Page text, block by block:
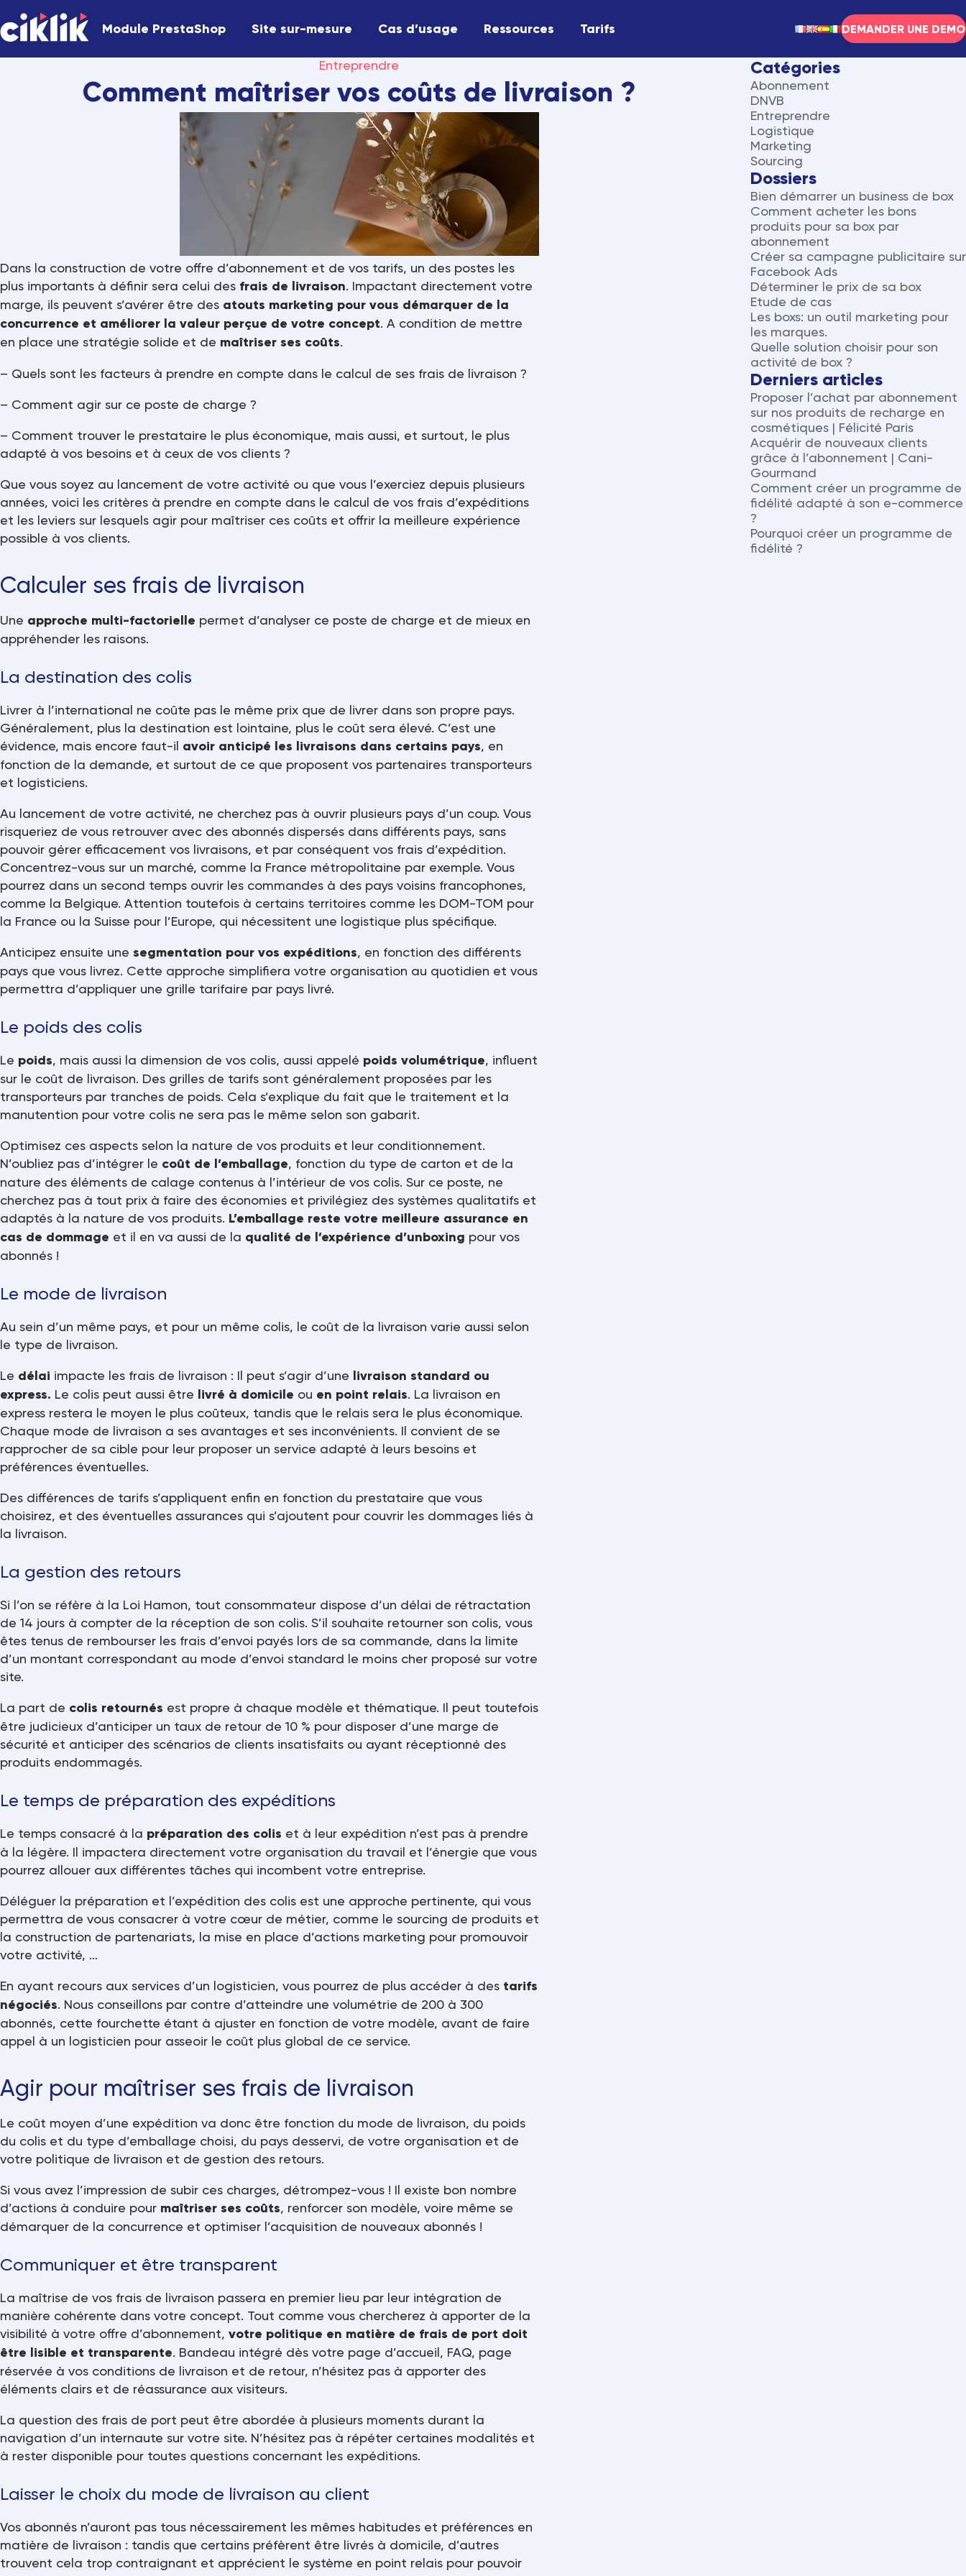
Module PrestaShop Site sur-mesure Cas d’usage Ressources Tarifs DEMANDER UNE DEMO
Entreprendre
Comment maîtriser vos coûts de livraison ?
Dans la construction de votre offre d’abonnement et de vos tarifs, un des postes les
plus importants à définir sera celui des frais de livraison. Impactant directement votre
marge, ils peuvent s’avérer être des atouts marketing pour vous démarquer de la
concurrence et améliorer la valeur perçue de votre concept. A condition de mettre
en place une stratégie solide et de maîtriser ses coûts.
– Quels sont les facteurs à prendre en compte dans le calcul de ses frais de livraison ?
– Comment agir sur ce poste de charge ?
– Comment trouver le prestataire le plus économique, mais aussi, et surtout, le plus
adapté à vos besoins et à ceux de vos clients ?
Que vous soyez au lancement de votre activité ou que vous l’exerciez depuis plusieurs
années, voici les critères à prendre en compte dans le calcul de vos frais d’expéditions
et les leviers sur lesquels agir pour maîtriser ces coûts et offrir la meilleure expérience
possible à vos clients.
Calculer ses frais de livraison
Une approche multi-factorielle permet d’analyser ce poste de charge et de mieux en
appréhender les raisons.
La destination des colis
Livrer à l’international ne coûte pas le même prix que de livrer dans son propre pays.
Généralement, plus la destination est lointaine, plus le coût sera élevé. C’est une
évidence, mais encore faut-il avoir anticipé les livraisons dans certains pays, en
fonction de la demande, et surtout de ce que proposent vos partenaires transporteurs
et logisticiens.
Au lancement de votre activité, ne cherchez pas à ouvrir plusieurs pays d’un coup. Vous
risqueriez de vous retrouver avec des abonnés dispersés dans différents pays, sans
pouvoir gérer efficacement vos livraisons, et par conséquent vos frais d’expédition.
Concentrez-vous sur un marché, comme la France métropolitaine par exemple. Vous
pourrez dans un second temps ouvrir les commandes à des pays voisins francophones,
comme la Belgique. Attention toutefois à certains territoires comme les DOM-TOM pour
la France ou la Suisse pour l’Europe, qui nécessitent une logistique plus spécifique.
Anticipez ensuite une segmentation pour vos expéditions, en fonction des différents
pays que vous livrez. Cette approche simplifiera votre organisation au quotidien et vous
permettra d’appliquer une grille tarifaire par pays livré.
Le poids des colis
Le poids, mais aussi la dimension de vos colis, aussi appelé poids volumétrique, influent
sur le coût de livraison. Des grilles de tarifs sont généralement proposées par les
transporteurs par tranches de poids. Cela s’explique du fait que le traitement et la
manutention pour votre colis ne sera pas le même selon son gabarit.
Optimisez ces aspects selon la nature de vos produits et leur conditionnement.
N’oubliez pas d’intégrer le coût de l’emballage, fonction du type de carton et de la
nature des éléments de calage contenus à l’intérieur de vos colis. Sur ce poste, ne
cherchez pas à tout prix à faire des économies et privilégiez des systèmes qualitatifs et
adaptés à la nature de vos produits. L’emballage reste votre meilleure assurance en
cas de dommage et il en va aussi de la qualité de l’expérience d’unboxing pour vos
abonnés !
Le mode de livraison
Au sein d’un même pays, et pour un même colis, le coût de la livraison varie aussi selon
le type de livraison.
Le délai impacte les frais de livraison : Il peut s’agir d’une livraison standard ou
express. Le colis peut aussi être livré à domicile ou en point relais. La livraison en
express restera le moyen le plus coûteux, tandis que le relais sera le plus économique.
Chaque mode de livraison a ses avantages et ses inconvénients. Il convient de se
rapprocher de sa cible pour leur proposer un service adapté à leurs besoins et
préférences éventuelles.
Des différences de tarifs s’appliquent enfin en fonction du prestataire que vous
choisirez, et des éventuelles assurances qui s’ajoutent pour couvrir les dommages liés à
la livraison.
La gestion des retours
Si l’on se réfère à la Loi Hamon, tout consommateur dispose d’un délai de rétractation
de 14 jours à compter de la réception de son colis. S’il souhaite retourner son colis, vous
êtes tenus de rembourser les frais d’envoi payés lors de sa commande, dans la limite
d’un montant correspondant au mode d’envoi standard le moins cher proposé sur votre
site.
La part de colis retournés est propre à chaque modèle et thématique. Il peut toutefois
être judicieux d’anticiper un taux de retour de 10 % pour disposer d’une marge de
sécurité et anticiper des scénarios de clients insatisfaits ou ayant réceptionné des
produits endommagés.
Le temps de préparation des expéditions
Le temps consacré à la préparation des colis et à leur expédition n’est pas à prendre
à la légère. Il impactera directement votre organisation du travail et l’énergie que vous
pourrez allouer aux différentes tâches qui incombent votre entreprise.
Déléguer la préparation et l’expédition des colis est une approche pertinente, qui vous
permettra de vous consacrer à votre cœur de métier, comme le sourcing de produits et
la construction de partenariats, la mise en place d’actions marketing pour promouvoir
votre activité, …
En ayant recours aux services d’un logisticien, vous pourrez de plus accéder à des tarifs
négociés. Nous conseillons par contre d’atteindre une volumétrie de 200 à 300
abonnés, cette fourchette étant à ajuster en fonction de votre modèle, avant de faire
appel à un logisticien pour asseoir le coût plus global de ce service.
Agir pour maîtriser ses frais de livraison
Le coût moyen d’une expédition va donc être fonction du mode de livraison, du poids
du colis et du type d’emballage choisi, du pays desservi, de votre organisation et de
votre politique de livraison et de gestion des retours.
Si vous avez l’impression de subir ces charges, détrompez-vous ! Il existe bon nombre
d’actions à conduire pour maîtriser ses coûts, renforcer son modèle, voire même se
démarquer de la concurrence et optimiser l’acquisition de nouveaux abonnés !
Communiquer et être transparent
La maîtrise de vos frais de livraison passera en premier lieu par leur intégration de
manière cohérente dans votre concept. Tout comme vous chercherez à apporter de la
visibilité à votre offre d’abonnement, votre politique en matière de frais de port doit
être lisible et transparente. Bandeau intégré dès votre page d’accueil, FAQ, page
réservée à vos conditions de livraison et de retour, n’hésitez pas à apporter des
éléments clairs et de réassurance aux visiteurs.
La question des frais de port peut être abordée à plusieurs moments durant la
navigation d’un internaute sur votre site. N’hésitez pas à répéter certaines modalités et
à rester disponible pour toutes questions concernant les expéditions.
Laisser le choix du mode de livraison au client
Vos abonnés n’auront pas tous nécessairement les mêmes habitudes et préférences en
matière de livraison : tandis que certains préfèrent être livrés à domicile, d’autres
trouvent cela trop contraignant et apprécient le système en point relais pour pouvoir
Catégories
Abonnement
DNVB
Entreprendre
Logistique
Marketing
Sourcing
Dossiers
Bien démarrer un business de box
Comment acheter les bons
produits pour sa box par
abonnement
Créer sa campagne publicitaire sur
Facebook Ads
Déterminer le prix de sa box
Etude de cas
Les boxs: un outil marketing pour
les marques.
Quelle solution choisir pour son
activité de box ?
Derniers articles
Proposer l’achat par abonnement
sur nos produits de recharge en
cosmétiques | Félicité Paris
Acquérir de nouveaux clients
grâce à l’abonnement | Cani-
Gourmand
Comment créer un programme de
fidélité adapté à son e-commerce
?
Pourquoi créer un programme de
fidélité ?